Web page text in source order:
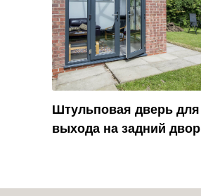
Штульповая дверь для
выхода на задний двор